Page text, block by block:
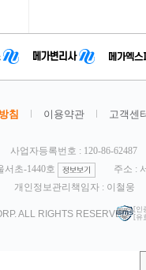
침 이용약관 고객센
사업자등록번호 : 120-86-62487
서초-1440호
주소 :
개인정보관리책임자 : 이철웅
ALL RIGHTS RESERVED. [인
[유